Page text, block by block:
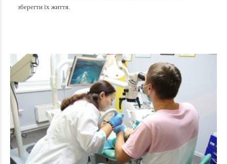
зберегти їх життя.